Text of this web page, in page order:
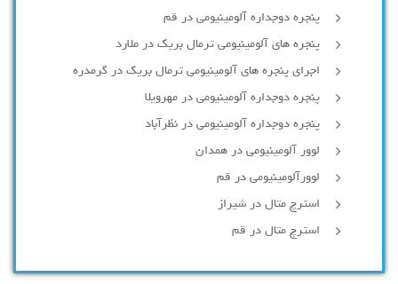
پنجره دوجداره آلومينيومی در قم
پنجره های آلومینیومی ترمال بریک در ملارد
اجرای پنجره های آلومینیومی ترمال بریک در گرمدره
پنجره دوجداره آلومینیومی در مهرویلا
پنجره دوجداره آلومینیومی در نظرآباد
لوور آلومینیومی در همدان
لوورآلومینیومی در قم
استرچ متال در شیراز
استرچ متال در قم